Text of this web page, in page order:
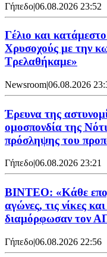
Γήπεδο|06.08.2026 23:52
Γέλιο και
Χρυσοχούς με την
Τρελαθήκαμε»
Newsroom|06.08.2026
Έρευνα της
ομοσπονδία της
πρόσληψης του
Γήπεδο|06.08.2026 23:21
ΒΙΝΤΕΟ: «Κάθε
αγώνες, τις νίκες
διαμόρφωσαν τον
Γήπεδο|06.08.2026 22:56